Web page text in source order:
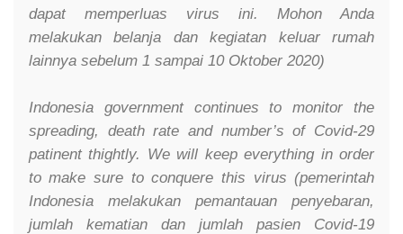
dapat memperluas virus ini. Mohon Anda
melakukan belanja dan kegiatan keluar rumah
lainnya sebelum 1 sampai 10 Oktober 2020)
Indonesia government continues to monitor the
spreading, death rate and number’s of Covid-29
patinent thightly. We will keep everything in order
to make sure to conquere this virus (pemerintah
Indonesia melakukan pemantauan penyebaran,
jumlah kematian dan jumlah pasien Covid-19